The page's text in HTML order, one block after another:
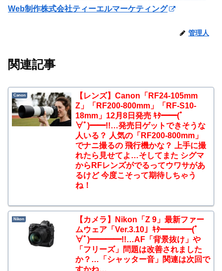
Web制作株式会社ティーエルマーケティング
管理人
関連記事
Canon
【レンズ】Canon「RF24-105mm
Z」「RF200-800mm」「RF-S10-
18mm」12月8日発売 ｷﾀ━━(ﾟ
∀ﾟ)━━!!…発売日ゲットできそうな
人いる？ 人気の「RF200-800mm」
でナニ撮るの 飛行機かな？ 上手に撮
れたら見せてよ…そしてまた シグマ
からRFレンズがでるってウワサがあ
るけど 今度こそって期待しちゃう
ね！
Nikon
【カメラ】Nikon「Z 9」最新ファー
ムウェア「Ver.3.10」ｷﾀ━━━━(ﾟ
∀ﾟ)━━━━!!…AF「背景抜け」や
「フリーズ」問題は改善されました
か？…「シャッター音」関連は次回で
すかね…